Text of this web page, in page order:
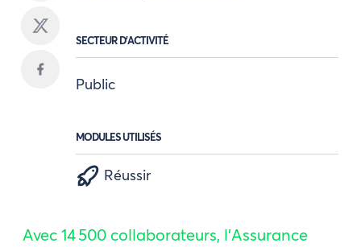
SECTEUR D'ACTIVITÉ
Public
MODULES UTILISÉS
Réussir
Avec 14 500 collaborateurs, l’Assurance